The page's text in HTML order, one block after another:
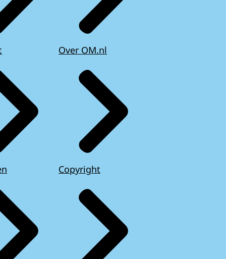
Over OM.nl
Copyright